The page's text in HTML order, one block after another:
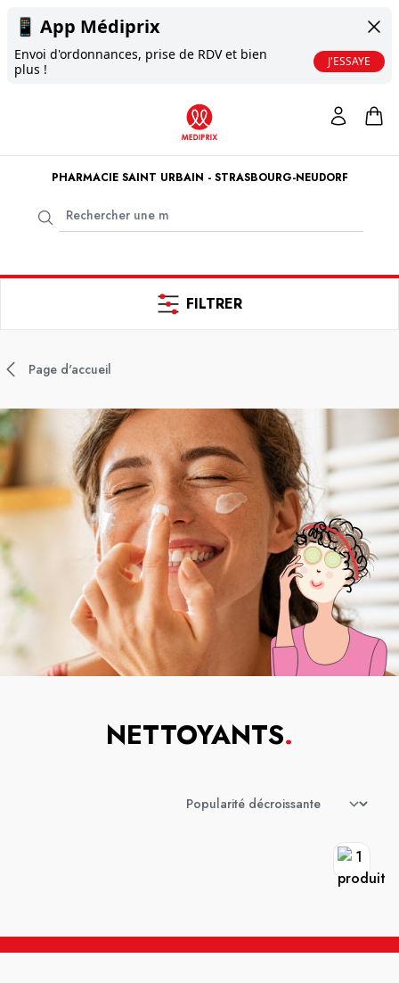
📱 App Médiprix
Envoi d'ordonnances, prise de RDV et bien
plus !
J'ESSAYE
PHARMACIE SAINT URBAIN - STRASBOURG-NEUDORF
FILTRER
Page d'accueil
NETTOYANTS.